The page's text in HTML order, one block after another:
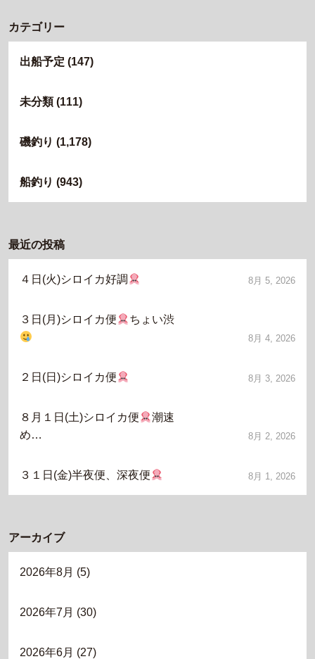
カテゴリー
出船予定 (147)
未分類(111)
磯釣り (1,178)
船釣り (943)
最近の投稿
４日(火)シロイカ好調 8月 5, 2026
３日(月)シロイカ便 ちょい渋
8月 4, 2026
２日(日)シロイカ便 8月 3, 2026
８月１日(土)シロイカ便
潮速
め…
8月 2, 2026
３１日(金)半夜便、深夜便 8月 1, 2026
アーカイブ
2026年8月 (5)
2026年7月 (30)
2026年6月 (27)